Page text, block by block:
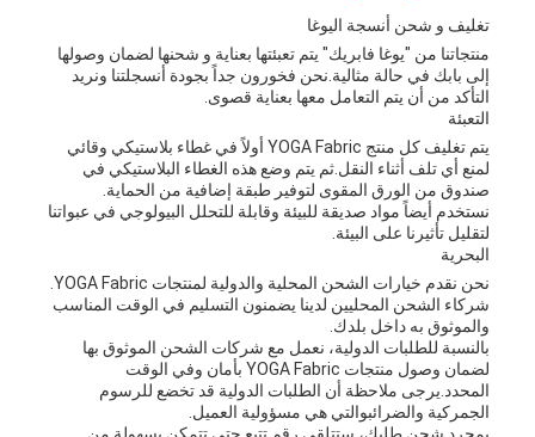
تغليف و شحن أنسجة اليوغا
منتجاتنا من "يوغا فابريك" يتم تعبئتها بعناية و شحنها لضمان وصولها
إلى بابك في حالة مثالية.نحن فخورون جداً بجودة أنسجلتنا ونريد
التأكد من أن يتم التعامل معها بعناية قصوى.
التعبئة
يتم تغليف كل منتج YOGA Fabric أولاً في غطاء بلاستيكي وقائي
لمنع أي تلف أثناء النقل.ثم يتم وضع هذه الغطاء البلاستيكي في
صندوق من الورق المقوى لتوفير طبقة إضافية من الحماية.
نستخدم أيضاً مواد صديقة للبيئة وقابلة للتحلل البيولوجي في عبواتنا
لتقليل تأثيرنا على البيئة.
البحرية
نحن نقدم خيارات الشحن المحلية والدولية لمنتجات YOGA Fabric.
شركاء الشحن المحليين لدينا يضمنون التسليم في الوقت المناسب
والموثوق به داخل بلدك.
بالنسبة للطلبات الدولية، نعمل مع شركات الشحن الموثوق بها
لضمان وصول منتجات YOGA Fabric بأمان وفي الوقت
المحدد.يرجى ملاحظة أن الطلبات الدولية قد تخضع للرسوم
الجمركية والضرائبوالتي هي مسؤولية العميل.